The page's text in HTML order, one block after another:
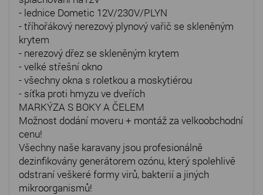
- lednice Dometic 12V/230V/PLYN
- tříhořákový nerezový plynový vařič se skleněným
krytem
- nerezový dřez se skleněným krytem
- velké střešní okno
- všechny okna s roletkou a moskytiérou
- síťka proti hmyzu ve dveřích
MARKÝZA S BOKY A ČELEM
Možnost dodání moveru + montáž za velkoobchodní
cenu!
Všechny naše karavany jsou profesionálně
dezinfikovány generátorem ozónu, který spolehlivě
odstraní veškeré formy virů, bakterií a jiných
mikroorganismů!